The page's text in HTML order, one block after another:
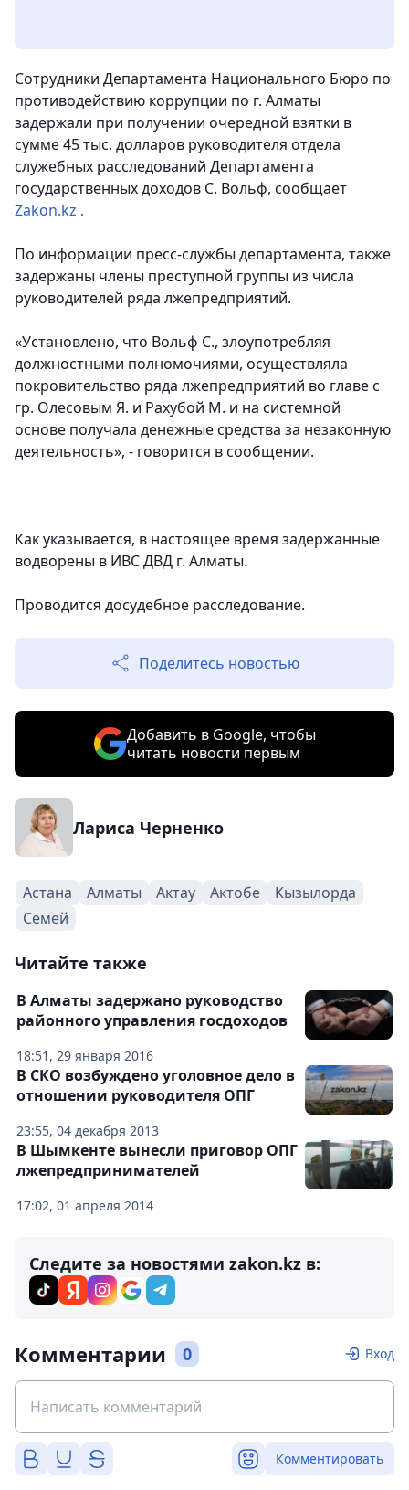
Сотрудники Департамента Национального Бюро по
противодействию коррупции по г. Алматы
задержали при получении очередной взятки в
сумме 45 тыс. долларов руководителя отдела
служебных расследований Департамента
государственных доходов С. Вольф, сообщает
Zakon.kz .
По информации пресс-службы департамента, также
задержаны члены преступной группы из числа
руководителей ряда лжепредприятий.
«Установлено, что Вольф С., злоупотребляя
должностными полномочиями, осуществляла
покровительство ряда лжепредприятий во главе с
гр. Олесовым Я. и Рахубой М. и на системной
основе получала денежные средства за незаконную
деятельность», - говорится в сообщении.
Как указывается, в настоящее время задержанные
водворены в ИВС ДВД г. Алматы.
Проводится досудебное расследование.
Поделитесь новостью
Добавить в Google, чтобы
читать новости первым
Лариса Черненко
Астана Алматы Актау Актобе
Кызылорда
Семей
Читайте также
18:51, 29 января 2016
В Алматы задержано руководство
районного управления госдоходов
23:55, 04 декабря 2013
В СКО возбуждено уголовное дело в
отношении руководителя ОПГ
17:02, 01 апреля 2014
В Шымкенте вынесли приговор ОПГ
лжепредпринимателей
Следите за новостями zakon.kz в:
Комментарии 0 Вход
Комментировать